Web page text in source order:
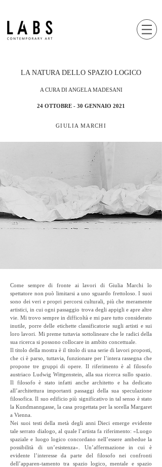
LA NATURA DELLO SPAZIO LOGICO
A CURA DI ANGELA MADESANI
24 OTTOBRE - 30 GENNAIO 2021
GIULIA MARCHI
Come sempre di fronte ai lavori di Giulia Marchi lo
spettatore non può limitarsi a uno sguardo frettoloso. I suoi
sono dei veri e propri percorsi culturali, più che meramente
artistici, in cui ogni passaggio trova degli appigli e apre altre
vie. Mi trovo sempre in difficoltà e mi pare tutto considerato
inutile, porre delle etichette classificatorie sugli artisti e sui
loro lavori. Mi preme tuttavia sottolineare che le radici della
sua ricerca si possono collocare in ambito concettuale.
Il titolo della mostra è il titolo di una serie di lavori proposti,
che ci è parso, tuttavia, funzionare per l’intera rassegna che
propone tre gruppi di opere. Il riferimento è al filosofo
austriaco Ludwig Wittgenstein, alla sua ricerca sullo spazio.
Il filosofo è stato infatti anche architetto e ha dedicato
all’architettura importanti passaggi della sua speculazione
filosofica. Il suo edificio più significativo in tal senso è stato
la Kundmanngasse, la casa progettata per la sorella Margaret
a Vienna.
Nei suoi testi della metà degli anni Dieci emerge evidente
tale serrato dialogo, al quale l’artista fa riferimento: «Luogo
spaziale e luogo logico concordano nell’essere ambedue la
possibilità di un’esistenza». Un’affermazione in cui è
evidente l’interesse da parte del filosofo nei confronti
dell’apparen-tamento tra spazio logico, mentale e spazio